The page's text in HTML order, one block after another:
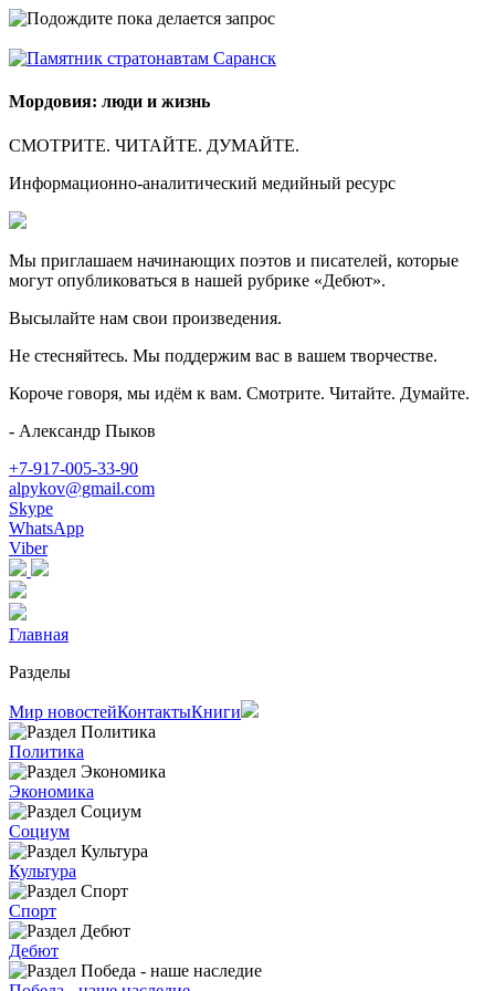
Мордовия: люди и жизнь
СМОТРИТЕ. ЧИТАЙТЕ. ДУМАЙТЕ.
Информационно-аналитический медийный ресурс
Мы приглашаем начинающих поэтов и писателей, которые
могут опубликоваться в нашей рубрике «Дебют».
Высылайте нам свои произведения.
Не стесняйтесь. Мы поддержим вас в вашем творчестве.
Короче говоря, мы идём к вам. Смотрите. Читайте. Думайте.
- Александр Пыков
+7-917-005-33-90
alpykov@gmail.com
Skype
WhatsApp
Viber
Главная
Разделы
Мир новостейКонтактыКниги
Политика
Экономика
Социум
Культура
Спорт
Дебют